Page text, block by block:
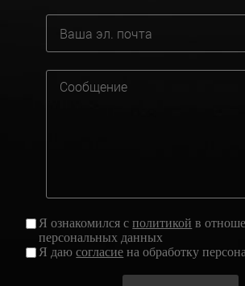
Я ознакомился сполитикой в
персональных данных
Я даюсогласие на обработку